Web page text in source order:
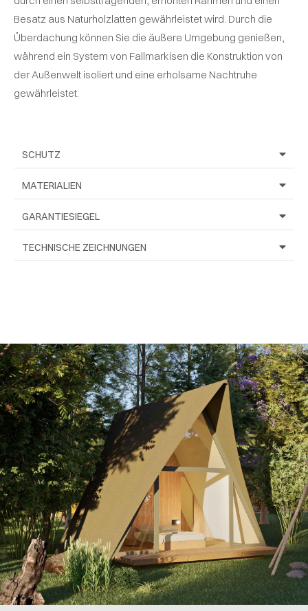
Besatz aus Naturholzlatten gewährleistet wird. Durch die
Überdachung können Sie die äußere Umgebung genießen,
während ein System von Fallmarkisen die Konstruktion von
der Außenwelt isoliert und eine erholsame Nachtruhe
gewährleistet.
SCHUTZ
MATERIALIEN
GARANTIESIEGEL
TECHNISCHE ZEICHNUNGEN